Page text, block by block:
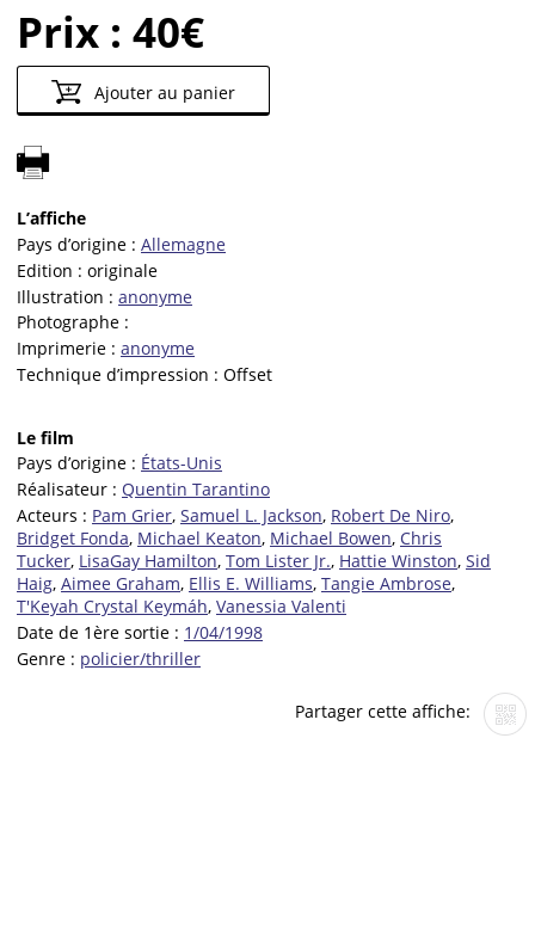
Prix : 40€
Ajouter au panier
L’affiche
Pays d’origine : Allemagne
Edition : originale
Illustration : anonyme
Photographe :
Imprimerie : anonyme
Technique d’impression : Offset
Le film
Pays d’origine : États-Unis
Réalisateur : Quentin Tarantino
Acteurs : Pam Grier, Samuel L. Jackson, Robert De Niro,
Bridget Fonda, Michael Keaton, Michael Bowen, Chris
Tucker, LisaGay Hamilton, Tom Lister Jr., Hattie Winston, Sid
Haig, Aimee Graham, Ellis E. Williams, Tangie Ambrose,
T'Keyah Crystal Keymáh, Vanessia Valenti
Date de 1ère sortie : 1/04/1998
Genre : policier/thriller
Partager cette affiche: